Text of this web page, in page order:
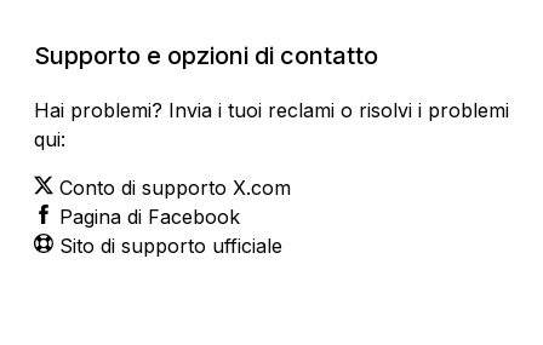
Supporto e opzioni di contatto
Hai problemi? Invia i tuoi reclami o risolvi i problemi
qui:
Conto di supporto X.com
Pagina di Facebook
Sito di supporto ufficiale